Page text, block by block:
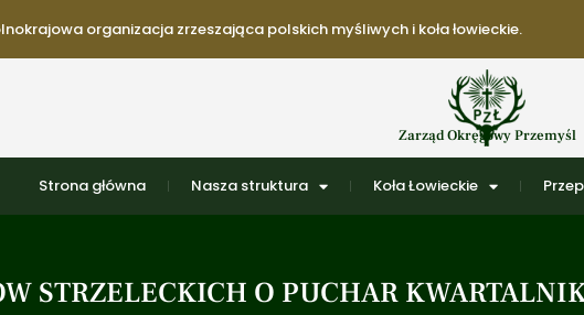
organizacja zrzeszająca polskich myśliwych i koła łowieckie.
Zarząd Okręgowy Przemyśl
Strona główna Nasza struktura Koła Łowieckie
STRZELECKICH O PUCHAR